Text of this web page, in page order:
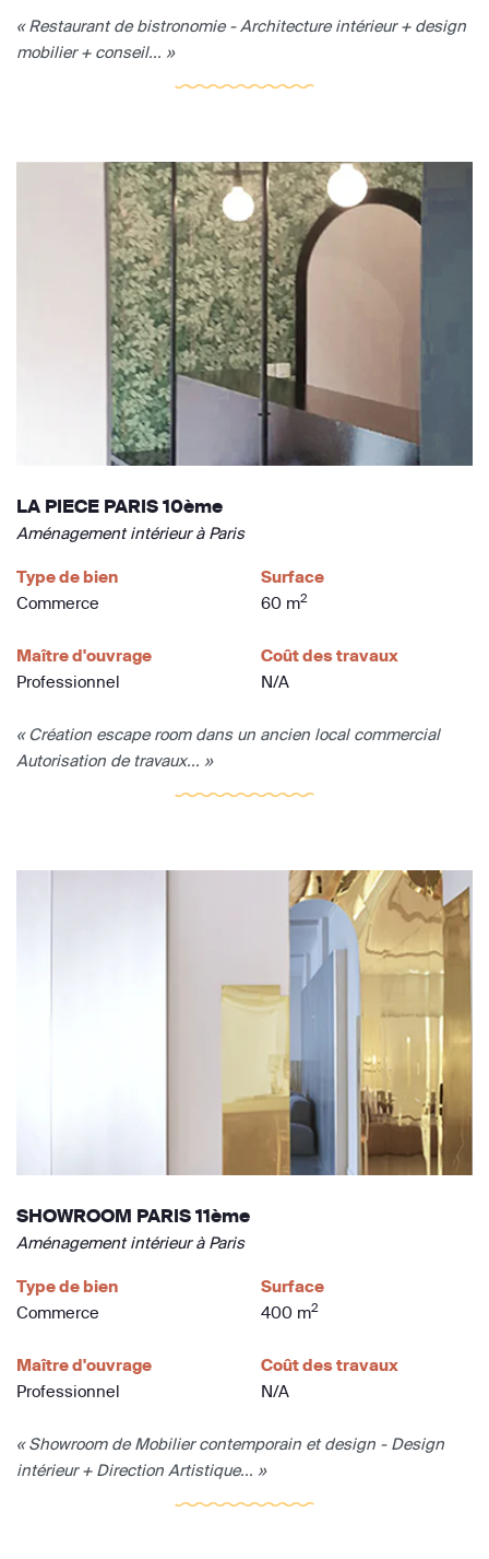
« Restaurant de bistronomie - Architecture intérieur + design
mobilier + conseil... »
LA PIECE PARIS 10ème
Aménagement intérieur à Paris
Type de bien
Commerce
Surface
60 m2
Maître d'ouvrage
Professionnel
Coût des travaux
N/A
« Création escape room dans un ancien local commercial
Autorisation de travaux... »
SHOWROOM PARIS 11ème
Aménagement intérieur à Paris
Type de bien
Commerce
Surface
400 m2
Maître d'ouvrage
Professionnel
Coût des travaux
N/A
« Showroom de Mobilier contemporain et design - Design
intérieur + Direction Artistique... »